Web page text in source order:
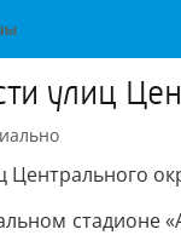
улиц
Центрального
стадионе